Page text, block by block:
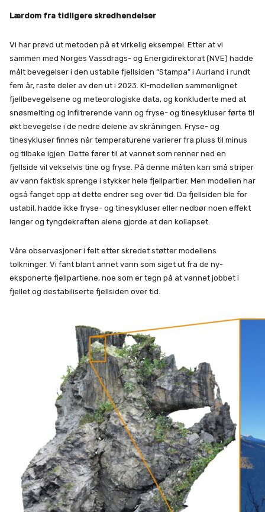
Lærdom fra tidligere skredhendelser
Vi har prøvd ut metoden på et virkelig eksempel. Etter at vi
sammen med Norges Vassdrags- og Energidirektorat (NVE) hadde
målt bevegelser i den ustabile fjellsiden “Stampa” i Aurland i rundt
fem år, raste deler av den ut i 2023. KI-modellen sammenlignet
fjellbevegelsene og meteorologiske data, og konkluderte med at
snøsmelting og infiltrerende vann og fryse- og tinesykluser førte til
økt bevegelse i de nedre delene av skråningen. Fryse- og
tinesykluser finnes når temperaturene varierer fra pluss til minus
og tilbake igjen. Dette fører til at vannet som renner ned en
fjellside vil vekselvis tine og fryse. På denne måten kan små striper
av vann faktisk sprenge i stykker hele fjellpartier. Men modellen har
også fanget opp at dette endrer seg over tid. Da fjellsiden ble for
ustabil, hadde ikke fryse- og tinesykluser eller nedbør noen effekt
lenger og tyngdekraften alene gjorde at den kollapset.
Våre observasjoner i felt etter skredet støtter modellens
tolkninger. Vi fant blant annet vann som siget ut fra de ny-
eksponerte fjellpartiene, noe som er tegn på at vannet jobbet i
fjellet og destabiliserte fjellsiden over tid.